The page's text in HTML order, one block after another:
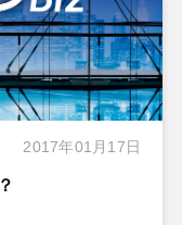
2017年01月17日